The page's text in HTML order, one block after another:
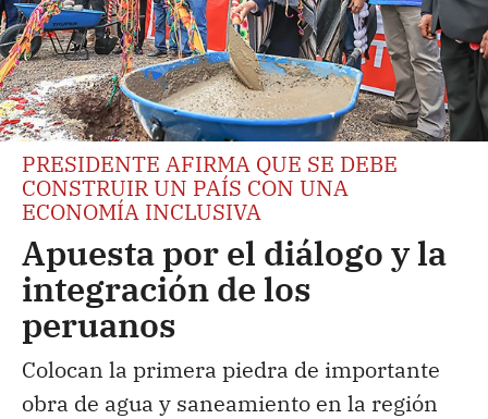
PRESIDENTE AFIRMA QUE SE DEBE
CONSTRUIR UN PAÍS CON UNA
ECONOMÍA INCLUSIVA
Apuesta por el diálogo y la
integración de los
peruanos
Colocan la primera piedra de importante
obra de agua y saneamiento en la región